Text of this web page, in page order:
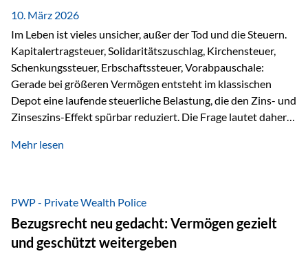
Webinare nun für die…
10. März 2026
Im Leben ist vieles unsicher, außer der Tod und die Steuern.
Kapitalertragsteuer, Solidaritätszuschlag, Kirchensteuer,
Schenkungssteuer, Erbschaftssteuer, Vorabpauschale:
Gerade bei größeren Vermögen entsteht im klassischen
Depot eine laufende steuerliche Belastung, die den Zins- und
Zinseszins-Effekt spürbar reduziert. Die Frage lautet daher:
nicht laufend Kapital entziehen – sondern möglichst lange im
Privatdepot fallen an: Abgeltungssteuer Fondsbesteuerung
(Vorabpauschale, Teilfreistellung) Kein steuerlicher Abzug
der Vermögensverwaltungs-Gebühren /
Depotbankgebühren Jährliches Steuerreporting erforderlich
Mehr lesen
PWP - Private Wealth Police
Bezugsrecht neu gedacht: Vermögen gezielt
und geschützt weitergeben